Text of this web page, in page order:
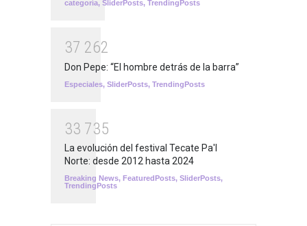
categoría, SliderPosts, TrendingPosts
37 262
Don Pepe: “El hombre detrás de la barra”
Especiales, SliderPosts, TrendingPosts
33 735
La evolución del festival Tecate Pa'l
Norte: desde 2012 hasta 2024
Breaking News, FeaturedPosts, SliderPosts,
TrendingPosts